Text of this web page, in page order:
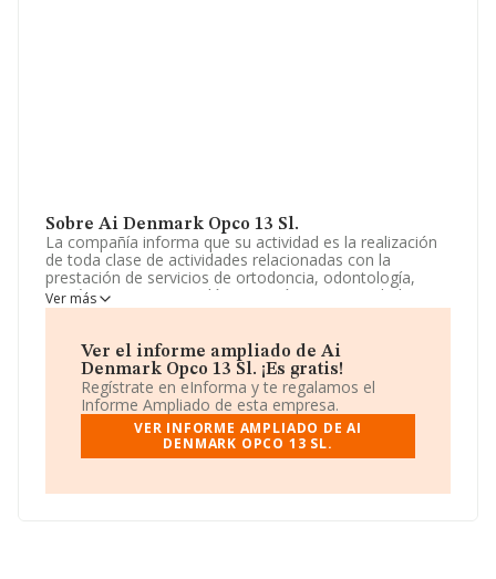
Sobre Ai Denmark Opco 13 Sl.
La compañía informa que su actividad es la realización
de toda clase de actividades relacionadas con la
prestación de servicios de ortodoncia, odontología,
protésicos y estomatológicos, así como actividades
relacionadas con la odontología en general, incluida la
contratos de franquicia. La sociedad está registrada
como Sociedad Limitada. Tiene CNAE: 8623 -
'Actividades odontológicas'. La sociedad no tiene
actividad en mercados exteriores.
Para ponerse en contacto con sus oficinas, la empresa
facilita el número de teléfono 913756560.
La empresaAi Denmark Opco 13 S.L, CIF B42712927,
Ver más
Ver el informe ampliado de Ai
Denmark Opco 13 Sl. ¡Es gratis!
Regístrate en eInforma y te regalamos el
Informe Ampliado de esta empresa.
VER INFORME AMPLIADO DE AI
DENMARK OPCO 13 SL.